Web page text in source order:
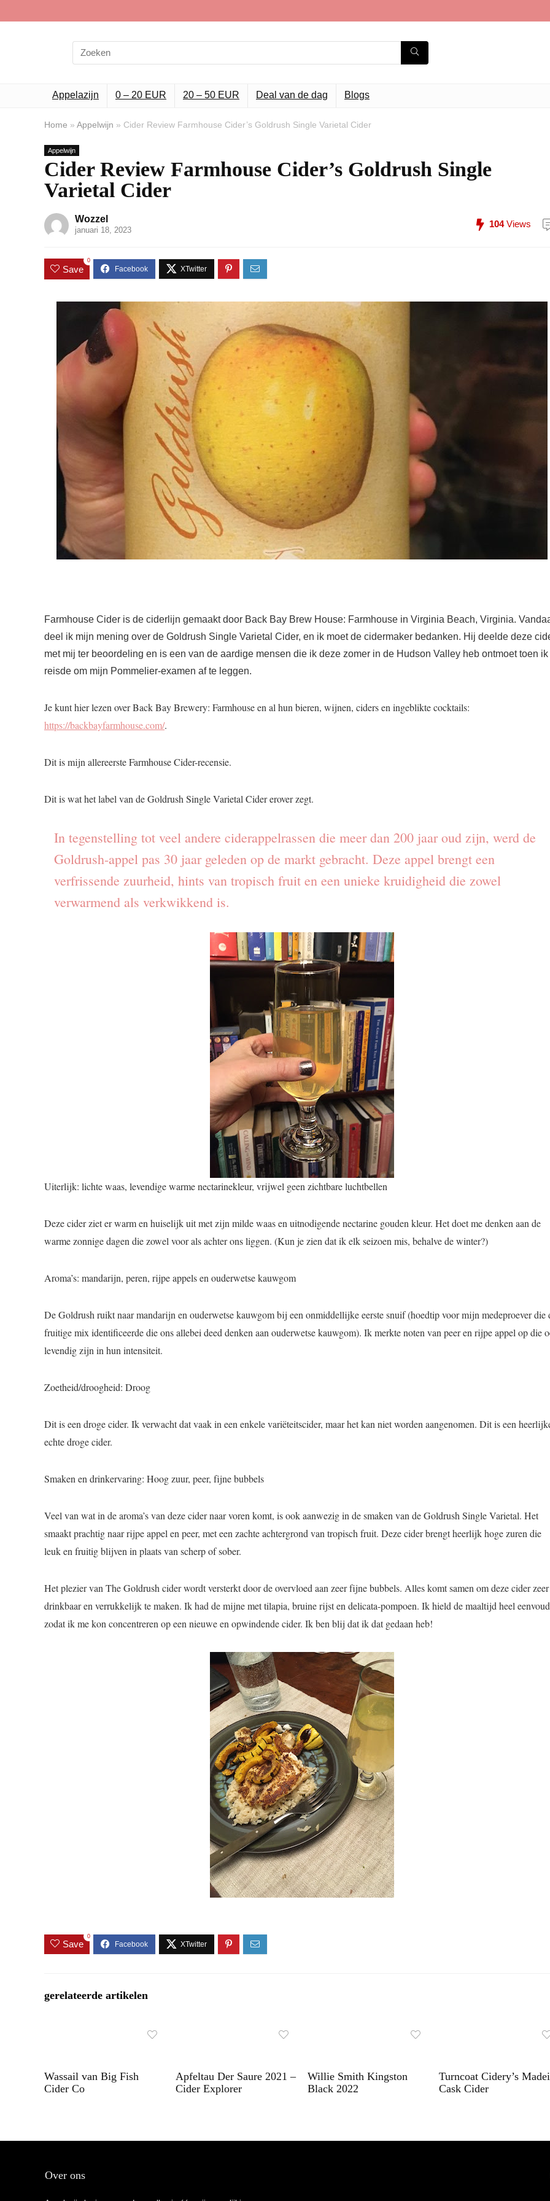
Search
for:
Appelazijn 0 – 20 EUR 20 – 50 EUR Deal van de dag Blogs
Home » Appelwijn » Cider Review Farmhouse Cider’s Goldrush Single Varietal Cider
Appelwijn
Cider Review Farmhouse Cider’s Goldrush Single
Varietal Cider
Wozzel
januari 18, 2023
104Views
Save
0
Farmhouse Cider is de ciderlijn gemaakt door Back Bay Brew House: Farmhouse in Virginia Beach, Virginia.
deel ik mijn mening over de Goldrush Single Varietal Cider, en ik moet de cidermaker bedanken. Hij deelde deze
met mij ter beoordeling en is een van de aardige mensen die ik deze zomer in de Hudson Valley heb ontmoet toen ik
reisde om mijn Pommelier-examen af ​​te leggen.
Je kunt hier lezen over Back Bay Brewery: Farmhouse en al hun bieren, wijnen, ciders en ingeblikte cocktails:
https://backbayfarmhouse.com/.
Dit is mijn allereerste Farmhouse Cider-recensie.
Dit is wat het label van de Goldrush Single Varietal Cider erover zegt.
In tegenstelling tot veel andere ciderappelrassen die meer dan 200 jaar oud zijn, werd de
Goldrush-appel pas 30 jaar geleden op de markt gebracht. Deze appel brengt een
verfrissende zuurheid, hints van tropisch fruit en een unieke kruidigheid die zowel
verwarmend als verkwikkend is.
Uiterlijk: lichte waas, levendige warme nectarinekleur, vrijwel geen zichtbare luchtbellen
Deze cider ziet er warm en huiselijk uit met zijn milde waas en uitnodigende nectarine gouden kleur. Het doet me denken aan de
warme zonnige dagen die zowel voor als achter ons liggen. (Kun je zien dat ik elk seizoen mis, behalve de winter?)
Aroma’s: mandarijn, peren, rijpe appels en ouderwetse kauwgom
De Goldrush ruikt naar mandarijn en ouderwetse kauwgom bij een onmiddellijke eerste snuif (hoedtip voor mijn medeproever die
fruitige mix identificeerde die ons allebei deed denken aan ouderwetse kauwgom). Ik merkte noten van peer en rijpe appel op die
levendig zijn in hun intensiteit.
Zoetheid/droogheid: Droog
Dit is een droge cider. Ik verwacht dat vaak in een enkele variëteitscider, maar het kan niet worden aangenomen. Dit is een
echte droge cider.
Smaken en drinkervaring: Hoog zuur, peer, fijne bubbels
Veel van wat in de aroma’s van deze cider naar voren komt, is ook aanwezig in de smaken van de Goldrush Single Varietal. Het
smaakt prachtig naar rijpe appel en peer, met een zachte achtergrond van tropisch fruit. Deze cider brengt heerlijk hoge zuren die
leuk en fruitig blijven in plaats van scherp of sober.
Het plezier van The Goldrush cider wordt versterkt door de overvloed aan zeer fijne bubbels. Alles komt samen om deze cider zeer
drinkbaar en verrukkelijk te maken. Ik had de mijne met tilapia, bruine rijst en delicata-pompoen. Ik hield de maaltijd heel
zodat ik me kon concentreren op een nieuwe en opwindende cider. Ik ben blij dat ik dat gedaan heb!
Save
0
gerelateerde artikelen
Wassail van Big Fish
Cider Co
Apfeltau Der Saure 2021 –
Cider Explorer
Willie Smith Kingston
Black 2022
Turncoat Cidery’s
Cask Cider
Over ons